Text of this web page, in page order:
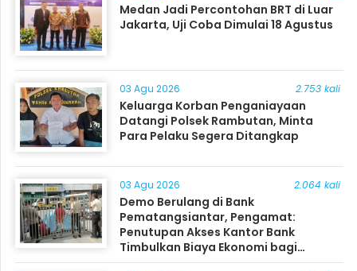
Medan Jadi Percontohan BRT di Luar
Jakarta, Uji Coba Dimulai 18 Agustus
03 Agu 2026 2.753 kali
Keluarga Korban Penganiayaan
Datangi Polsek Rambutan, Minta
Para Pelaku Segera Ditangkap
03 Agu 2026 2.064 kali
Demo Berulang di Bank
Pematangsiantar, Pengamat:
Penutupan Akses Kantor Bank
Timbulkan Biaya Ekonomi bagi
Masyarakat